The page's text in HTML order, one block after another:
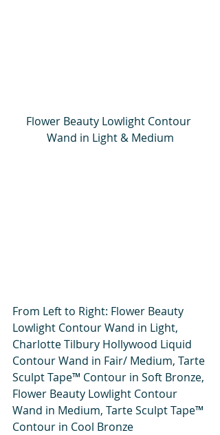
Flower Beauty Lowlight Contour
Wand in Light & Medium
From Left to Right: Flower Beauty
Lowlight Contour Wand in Light,
Charlotte Tilbury Hollywood Liquid
Contour Wand in Fair/ Medium, Tarte
Sculpt Tape™ Contour in Soft Bronze,
Flower Beauty Lowlight Contour
Wand in Medium, Tarte Sculpt Tape™
Contour in Cool Bronze